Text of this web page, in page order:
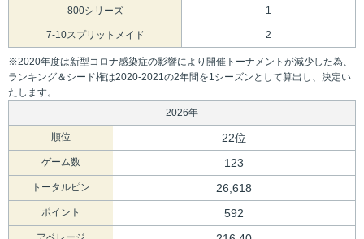
800シリーズ 1
7-10スプリットメイド 2
※2020年度は新型コロナ感染症の影響により開催トーナメントが減少した為、
ランキング＆シード権は2020-2021の2年間を1シーズンとして算出し、決定い
たします。
2026年
順位 22位
ゲーム数 123
トータルピン 26,618
ポイント 592